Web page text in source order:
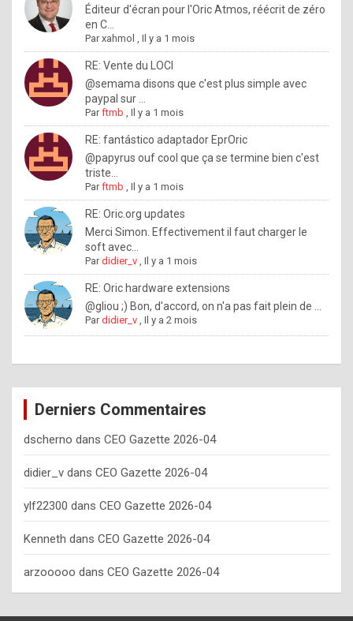
u
w
a
n
t
o
n
o
w
h
o
w
o
e
y
o
u
s
h
o
Éditeur d'écran pour l'Oric Atmos, réécrit de zéro
en C...
Parxahmol ,Il y a 1 mois
RE: Vente du LOCI
@semama disons que c'est plus simple avec
paypal sur ...
Parftmb ,Il y a 1 mois
RE: fantástico adaptador EprOric
@papyrus ouf cool que ça se termine bien c'est
triste...
Parftmb ,Il y a 1 mois
RE: Oric.org updates
Merci Simon. Effectivement il faut charger le
soft avec...
Pardidier_v ,Il y a 1 mois
RE: Oric hardware extensions
@gliou ;) Bon, d'accord, on n'a pas fait plein de ...
Pardidier_v ,Il y a 2 mois
Derniers Commentaires
dscherno dans CEO Gazette 2026-04
didier_v dans CEO Gazette 2026-04
ylf22300 dans CEO Gazette 2026-04
Kenneth dans CEO Gazette 2026-04
arzooooo dans CEO Gazette 2026-04